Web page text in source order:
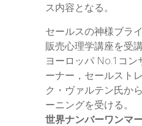
ス内容となる。
セールスの神様ブラ
販売心理学講座を受講
ヨーロッパ No.1コン
ーナー，セールスト
ク・ヴァルテン氏か
ーニングを受ける。
世界ナンバーワンマ